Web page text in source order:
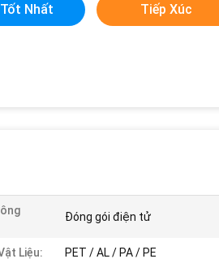
Nhất Tiếp Xúc
Đóng gói điện tử
Liệu: PET / AL / PA / PE